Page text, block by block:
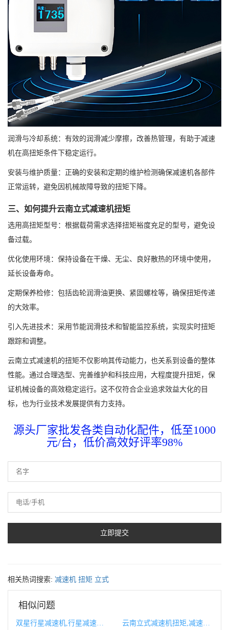
润滑与冷却系统：有效的润滑减少摩擦，改善热管理，有助于减速
机在高扭矩条件下稳定运行。
安装与维护质量：正确的安装和定期的维护检测确保减速机各部件
正常运转，避免因机械故障导致的扭矩下降。
三、如何提升云南立式减速机扭矩
选用高扭矩型号：根据载荷需求选择扭矩裕度充足的型号，避免设
备过载。
优化使用环境：保持设备在干燥、无尘、良好散热的环境中使用，
延长设备寿命。
定期保养检修：包括齿轮润滑油更换、紧固螺栓等，确保扭矩传递
的大效率。
引入先进技术：采用节能润滑技术和智能监控系统，实现实时扭矩
跟踪和调整。
云南立式减速机的扭矩不仅影响其传动能力，也关系到设备的整体
性能。通过合理选型、完善维护和科技应用，大程度提升扭矩，保
证机械设备的高效稳定运行。这不仅符合企业追求效益大化的目
标，也为行业技术发展提供有力支持。
源头厂家批发各类自动化配件，低至1000
元/台，低价高效好评率98%
相关热词搜索: 减速机 扭矩 立式
相似问题
云南立式减速机扭矩,减速机输入扭矩计算公式